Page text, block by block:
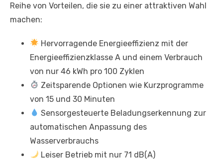
Reihe von Vorteilen, die sie zu einer attraktiven Wahl
machen:
Hervorragende Energieeffizienz mit der
Energieeffizienzklasse A und einem Verbrauch
von nur 46 kWh pro 100 Zyklen
Zeitsparende Optionen wie Kurzprogramme
von 15 und 30 Minuten
Sensorgesteuerte Beladungserkennung zur
automatischen Anpassung des
Wasserverbrauchs
Leiser Betrieb mit nur 71 dB(A)